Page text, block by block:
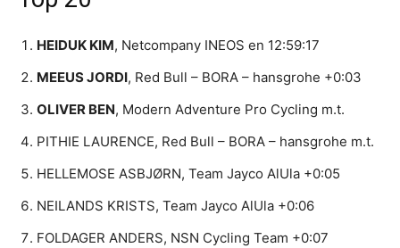
HEIDUK KIM, Netcompany INEOS en 12:59:17
MEEUS JORDI, Red Bull – BORA – hansgrohe +0:03
OLIVER BEN, Modern Adventure Pro Cycling m.t.
PITHIE LAURENCE, Red Bull – BORA – hansgrohe m.t.
HELLEMOSE ASBJØRN, Team Jayco AlUla +0:05
NEILANDS KRISTS, Team Jayco AlUla +0:06
FOLDAGER ANDERS, NSN Cycling Team +0:07